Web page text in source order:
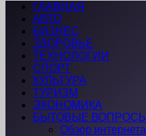
ГЛАВНАЯ
АВТО
БИЗНЕС
ЗДОРОВЬЕ
ТЕХНОЛОГИИ
СПОРТ
КУЛЬТУРА
ТУРИЗМ
ЭКОНОМИКА
БЫТОВЫЕ ВОПРОСЫ
Обзор интернета